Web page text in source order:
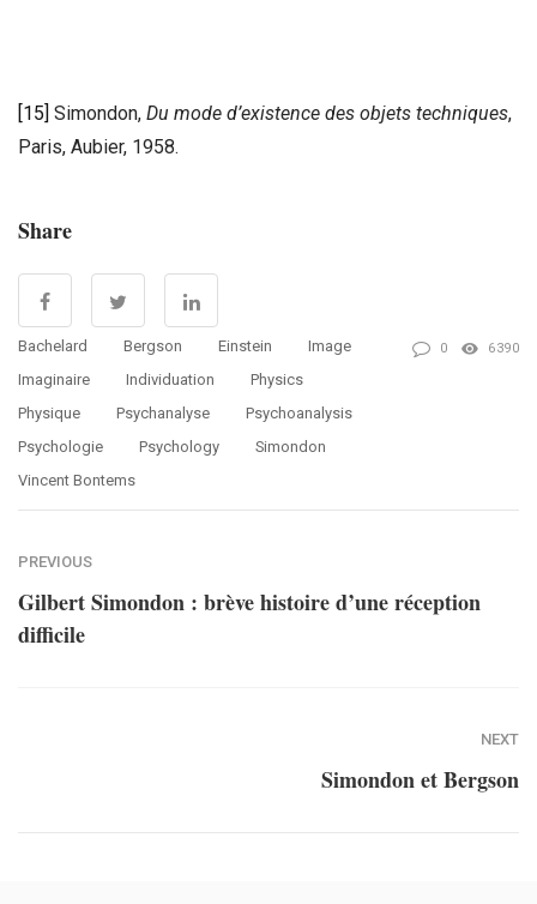
[15] Simondon, Du mode d’existence des objets techniques,
Paris, Aubier, 1958.
Share
Bachelard Bergson Einstein
Image
Imaginaire
Individuation
Physics
Physique
Psychanalyse
Psychoanalysis
Psychologie
Psychology
Simondon
Vincent Bontems
0 6390
PREVIOUS
Gilbert Simondon : brève histoire d’une réception
difficile
NEXT
Simondon et Bergson